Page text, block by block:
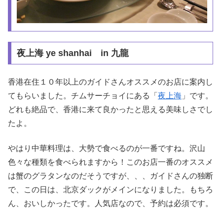
夜上海 ye shanhai in 九龍
香港在住１０年以上のガイドさんオススメのお店に案内し
てもらいました。チムサーチョイにある「 夜上海 」です。
どれも絶品で、香港に来て良かったと思える美味しさでし
たよ。
やはり中華料理は、大勢で食べるのが一番ですね。沢山
色々な種類を食べられますから！このお店一番のオススメ
は蟹のグラタンなのだそうですが、、、ガイドさんの独断
で、この日は、北京ダックがメインになりました。もちろ
ん、おいしかったです。人気店なので、予約は必須です。